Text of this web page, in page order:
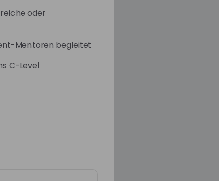
oder
Mentoren begleitet
C-Level